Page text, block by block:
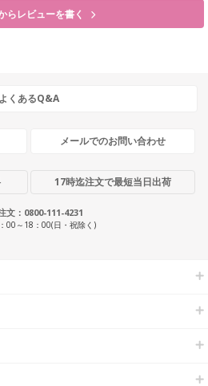
らレビューを書く
よくあるQ&A
メールでのお問い合わせ
17時迄注文で最短当日出荷
文：0800-111-4231
00～18：00(日・祝除く)